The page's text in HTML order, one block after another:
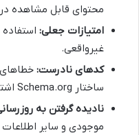
محتوای قابل مشاهده
امتیازات جعلی:
غیرواقعی.
کدهای نادرست:
ساختار Schema.org اشتباه.
نادیده گرفتن به
موجودی و سایر اطلاعات